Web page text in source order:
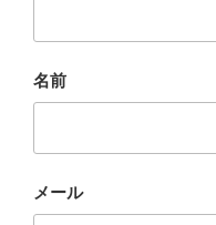
名前
メール